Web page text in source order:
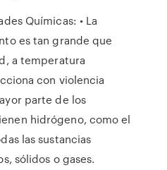
Químicas: • La
es tan grande que
a temperatura
con violencia
parte de los
hidrógeno, como el
las sustancias
sólidos o gases.